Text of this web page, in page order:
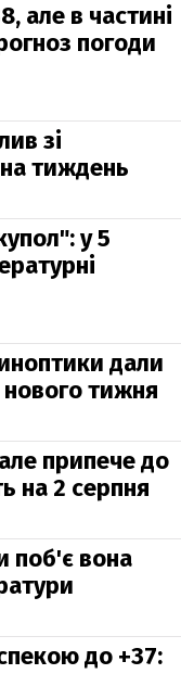
але в частині
погоди
зі
тиждень
у 5
дали
тижня
припече до
на 2 серпня
поб'є вона
до +37: